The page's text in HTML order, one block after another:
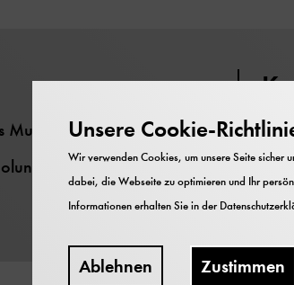
Museum - Museumsinsel
Unsere Cookie-
Wir verwenden Cookies, um unsere Seite sicher
dabei, die Webseite zu optimieren und Ihr
Informationen erhalten Sie in der
Ablehnen Zustimmen